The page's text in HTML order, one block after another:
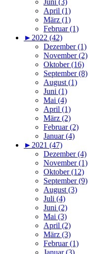
Juni (3)
April (1)
März (1)
Februar (1)
►2022 (42)
Dezember (1)
November (2)
Oktober (16)
September (8)
August (1)
Juni (1)
Mai (4)
April (1)
März (2)
Februar (2)
Januar (4)
►2021 (47)
Dezember (4)
November (1)
Oktober (12)
September (9)
August (3)
Juli (4)
Juni (2)
Mai (3)
April (2)
März (3)
Februar (1)